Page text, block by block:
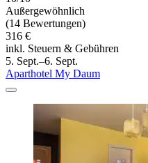
Außergewöhnlich
(14 Bewertungen)
316 €
inkl. Steuern & Gebühren
5. Sept.–6. Sept.
Aparthotel My Daum